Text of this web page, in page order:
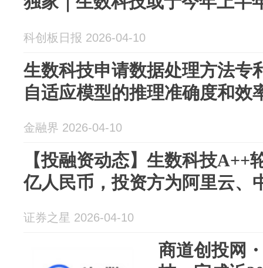
科创板日报 2026-04-10
生数科技申请数据处理方法专
自适应模型的推理准确度和效
金融界 2026-04-10
【投融资动态】生数科技A++
亿人民币，投资方为阿里云、
证券之星 2026-04-10
商道创投网